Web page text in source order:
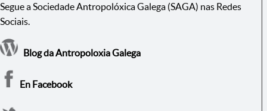
Segue a Sociedade Antropolóxica Galega (SAGA) nas Redes
Sociais.
Blog da Antropoloxia Galega
En Facebook